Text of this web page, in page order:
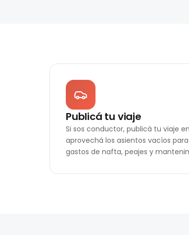
Publicá tu viaje
Si sos conductor, publicá tu viaje
aprovechá los asientos vacíos
gastos de nafta, peajes y